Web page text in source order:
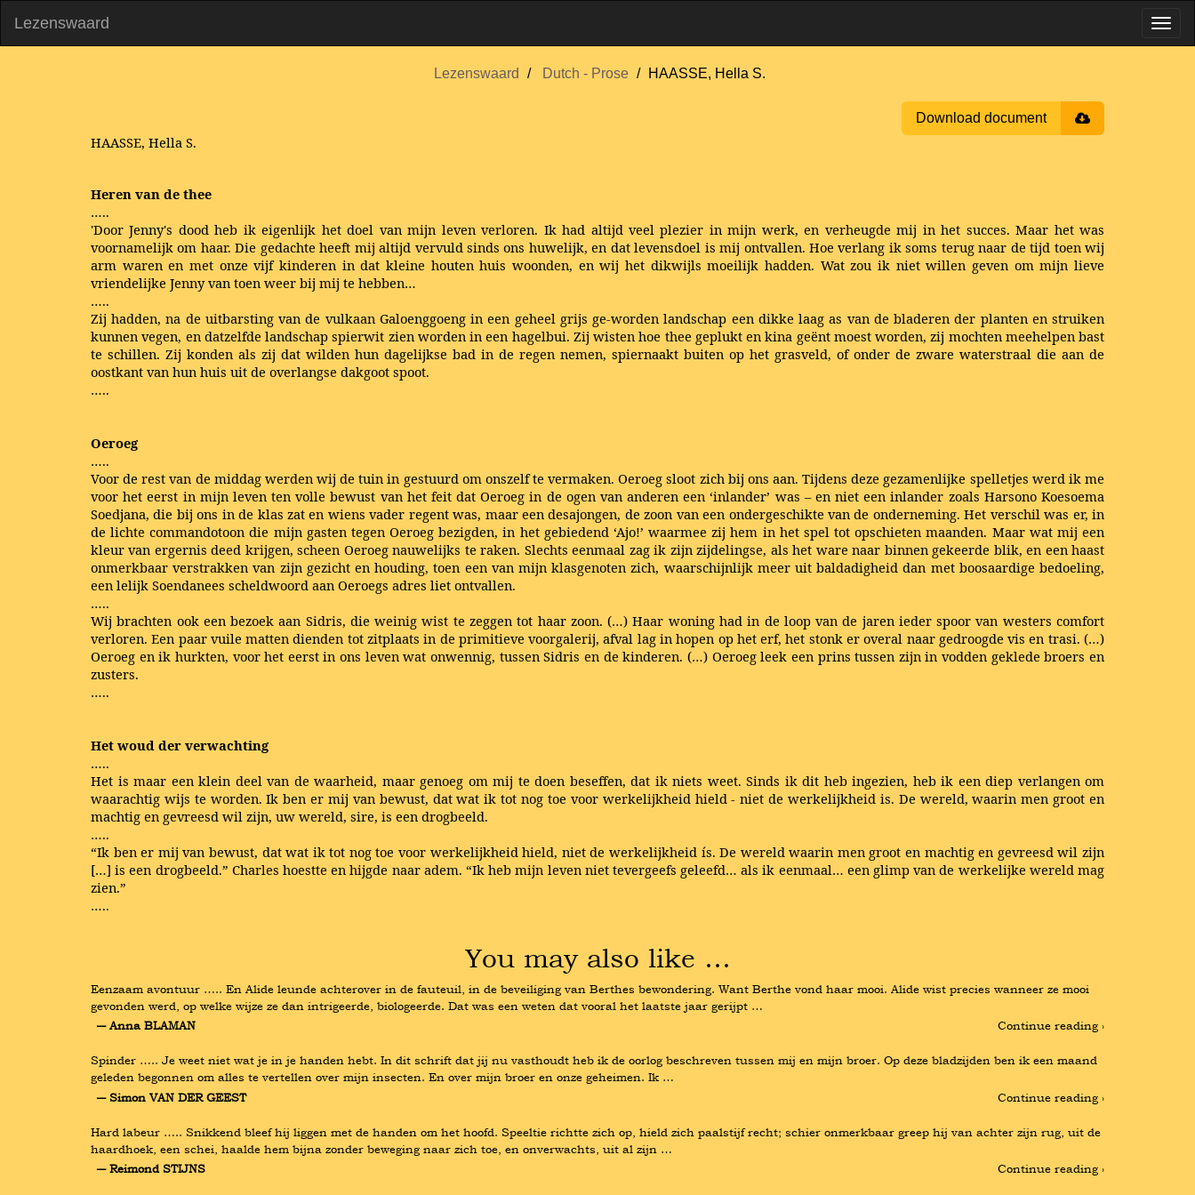
Lezenswaard
Lezenswaard Dutch - Prose HAASSE, Hella S.
Download document
HAASSE, Hella S.
Heren van de thee
…..
'Door Jenny's dood heb ik eigenlijk het doel van mijn leven verloren. Ik had altijd veel plezier in mijn werk, en verheugde mij in het succes. Maar het was
voornamelijk om haar. Die gedachte heeft mij altijd vervuld sinds ons huwelijk, en dat levensdoel is mij ontvallen. Hoe verlang ik soms terug naar de tijd toen wij
arm waren en met onze vijf kinderen in dat kleine houten huis woonden, en wij het dikwijls moeilijk hadden. Wat zou ik niet willen geven om mijn lieve
vriendelijke Jenny van toen weer bij mij te hebben…
…..
Zij hadden, na de uitbarsting van de vulkaan Galoenggoeng in een geheel grijs ge-worden landschap een dikke laag as van de bladeren der planten en struiken
kunnen vegen, en datzelfde landschap spierwit zien worden in een hagelbui. Zij wisten hoe thee geplukt en kina geënt moest worden, zij mochten meehelpen bast
te schillen. Zij konden als zij dat wilden hun dagelijkse bad in de regen nemen, spiernaakt buiten op het grasveld, of onder de zware waterstraal die aan de
oostkant van hun huis uit de overlangse dakgoot spoot.
…..
Oeroeg
…..
Voor de rest van de middag werden wij de tuin in gestuurd om onszelf te vermaken. Oeroeg sloot zich bij ons aan. Tijdens deze gezamenlijke spelletjes werd ik me
voor het eerst in mijn leven ten volle bewust van het feit dat Oeroeg in de ogen van anderen een ‘inlander’ was – en niet een inlander zoals Harsono Koesoema
Soedjana, die bij ons in de klas zat en wiens vader regent was, maar een desajongen, de zoon van een ondergeschikte van de onderneming. Het verschil was er, in
de lichte commandotoon die mijn gasten tegen Oeroeg bezigden, in het gebiedend ‘Ajo!’ waarmee zij hem in het spel tot opschieten maanden. Maar wat mij een
kleur van ergernis deed krijgen, scheen Oeroeg nauwelijks te raken. Slechts eenmaal zag ik zijn zijdelingse, als het ware naar binnen gekeerde blik, en een haast
onmerkbaar verstrakken van zijn gezicht en houding, toen een van mijn klasgenoten zich, waarschijnlijk meer uit baldadigheid dan met boosaardige bedoeling,
een lelijk Soendanees scheldwoord aan Oeroegs adres liet ontvallen.
…..
Wij brachten ook een bezoek aan Sidris, die weinig wist te zeggen tot haar zoon. (…) Haar woning had in de loop van de jaren ieder spoor van westers comfort
verloren. Een paar vuile matten dienden tot zitplaats in de primitieve voorgalerij, afval lag in hopen op het erf, het stonk er overal naar gedroogde vis en trasi. (…)
Oeroeg en ik hurkten, voor het eerst in ons leven wat onwennig, tussen Sidris en de kinderen. (…) Oeroeg leek een prins tussen zijn in vodden geklede broers en
zusters.
…..
Het woud der verwachting
…..
Het is maar een klein deel van de waarheid, maar genoeg om mij te doen beseffen, dat ik niets weet. Sinds ik dit heb ingezien, heb ik een diep verlangen om
waarachtig wijs te worden. Ik ben er mij van bewust, dat wat ik tot nog toe voor werkelijkheid hield - niet de werkelijkheid is. De wereld, waarin men groot en
machtig en gevreesd wil zijn, uw wereld, sire, is een drogbeeld.
…..
“Ik ben er mij van bewust, dat wat ik tot nog toe voor werkelijkheid hield, niet de werkelijkheid ís. De wereld waarin men groot en machtig en gevreesd wil zijn
[…] is een drogbeeld.” Charles hoestte en hijgde naar adem. “Ik heb mijn leven niet tevergeefs geleefd… als ik eenmaal… een glimp van de werkelijke wereld mag
zien.”
…..
You may also like …
Eenzaam avontuur ….. En Alide leunde achterover in de fauteuil, in de beveiliging van Berthes bewondering. Want Berthe vond haar mooi. Alide wist precies wanneer ze mooi
gevonden werd, op welke wijze ze dan intrigeerde, biologeerde. Dat was een weten dat vooral het laatste jaar gerijpt …
― Anna BLAMAN
Continue reading ›
Spinder ….. Je weet niet wat je in je handen hebt. In dit schrift dat jij nu vasthoudt heb ik de oorlog beschreven tussen mij en mijn broer. Op deze bladzijden ben ik een maand
geleden begonnen om alles te vertellen over mijn insecten. En over mijn broer en onze geheimen. Ik …
― Simon VAN DER GEEST
Continue reading ›
Hard labeur ….. Snikkend bleef hij liggen met de handen om het hoofd. Speeltie richtte zich op, hield zich paalstijf recht; schier onmerkbaar greep hij van achter zijn rug, uit de
haardhoek, een schei, haalde hem bijna zonder beweging naar zich toe, en onverwachts, uit al zijn …
― Reimond STIJNS
Continue reading ›